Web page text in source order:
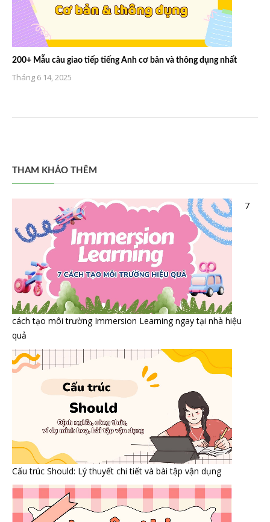
200+ Mẫu câu giao tiếp tiếng Anh cơ bản và thông dụng nhất
Tháng 6 14, 2025
THAM KHẢO THÊM
7
cách tạo môi trường Immersion Learning ngay tại nhà hiệu
quả
Cấu trúc Should: Lý thuyết chi tiết và bài tập vận dụng